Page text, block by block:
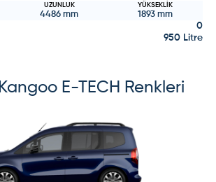
UZUNLUK
4486 mm
YÜKSEKLIK
1893mm
0
950 Litre
Kangoo E-TECH Renkleri